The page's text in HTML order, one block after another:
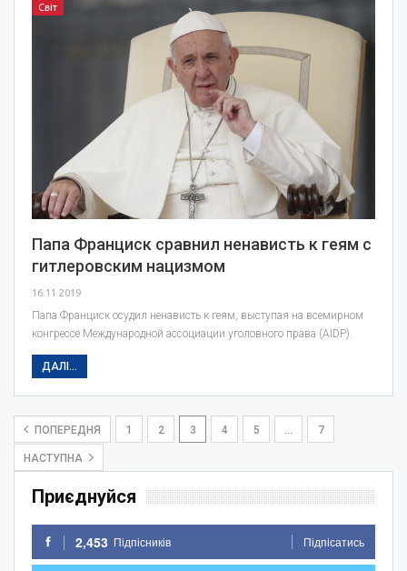
Світ
Папа Франциск сравнил ненависть к геям с
гитлеровским нацизмом
16.11.2019
Папа Франциск осудил ненависть к геям, выступая на всемирном
конгрессе Международной ассоциации уголовного права (AIDP).
ДАЛІ...
ПОПЕРЕДНЯ 1 2 3 4 5 7
НАСТУПНА
Приєднуйся
2,453 Підпісників Підпісатись